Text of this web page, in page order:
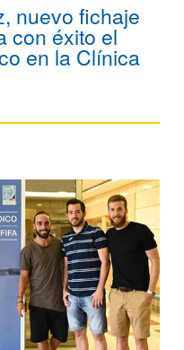
nuevo fichaje
con éxito el
en la Clínica